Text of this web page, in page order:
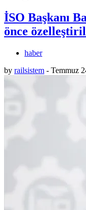
İSO Başkanı
önce
haber
by railsistem - Temmuz